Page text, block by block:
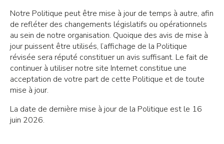
Notre Politique peut être mise à jour de temps à autre, afin
de refléter des changements législatifs ou opérationnels
au sein de notre organisation. Quoique des avis de mise à
jour puissent être utilisés, l’affichage de la Politique
révisée sera réputé constituer un avis suffisant. Le fait de
continuer à utiliser notre site Internet constitue une
acceptation de votre part de cette Politique et de toute
mise à jour.
La date de dernière mise à jour de la Politique est le 16
juin 2026.